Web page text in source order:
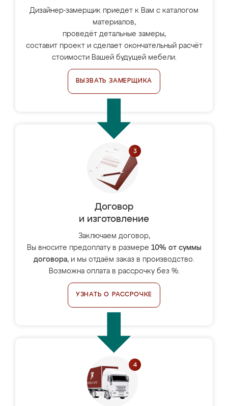
Дизайнер-замерщик приедет к Вам с каталогом
материалов,
проведёт детальные замеры,
составит проект и сделает окончательный расчёт
стоимости Вашей будущей мебели.
ВЫЗВАТЬ ЗАМЕРЩИКА
Договор
и изготовление
Заключаем договор,
Вы вносите предоплату в размере 10% от суммы
договора, и мы отдаём заказ в производство.
Возможна оплата в рассрочку без %.
УЗНАТЬ О РАССРОЧКЕ